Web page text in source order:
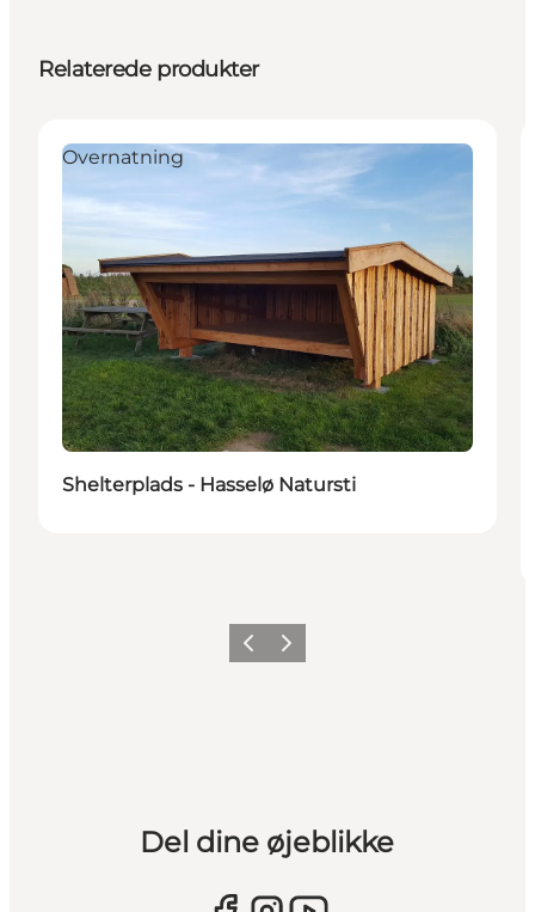
Relaterede produkter
Overnatning
Shelterplads - Hasselø Natursti
ForrigeNæste
Del dine øjeblikke